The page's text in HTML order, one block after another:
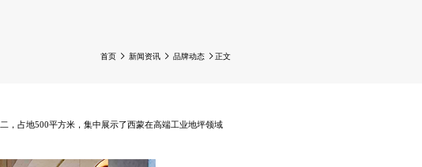
首页 新闻资讯 品牌动态 正文
，占地500平方米，集中展示了西蒙在高端工业地坪领域